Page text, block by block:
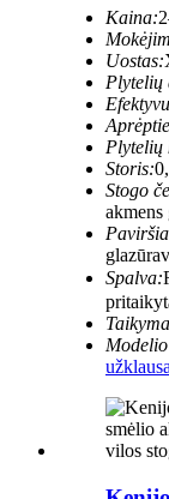
Kaina:
Uostas:
Plytelių
Plytelių
Storis:
Stogo
akmens
Spalva: